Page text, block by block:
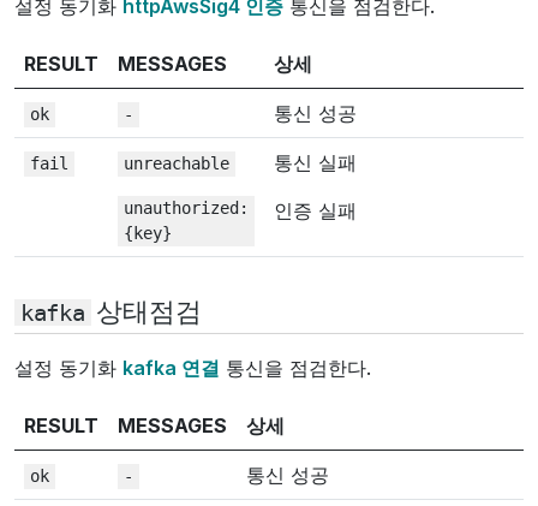
설정 동기화 httpAwsSig4 인증 통신을 점검한다.
RESULT MESSAGES 상세
ok - 통신 성공
fail unreachable
unauthorized:
{key}
통신 실패
인증 실패
kafka 상태점검
설정 동기화 kafka 연결 통신을 점검한다.
RESULT MESSAGES 상세
ok - 통신 성공